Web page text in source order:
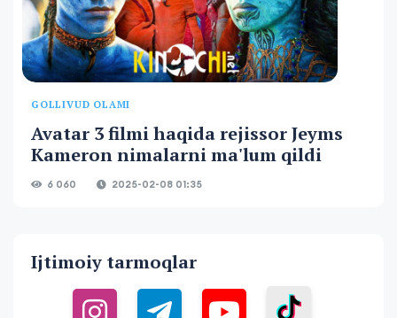
GOLLIVUD OLAMI
Avatar 3 filmi haqida rejissor Jeyms
Kameron nimalarni ma'lum qildi
6 060 2025-02-08 01:35
Ijtimoiy tarmoqlar